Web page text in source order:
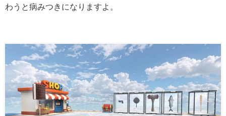
わうと病みつきになりますよ。